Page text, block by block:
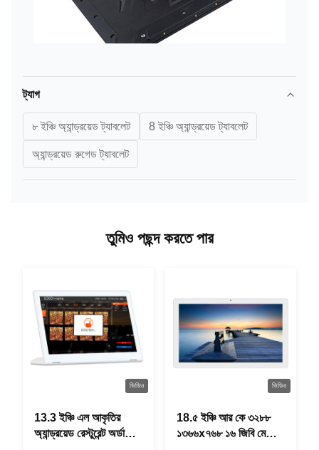
ট্যাগ
৮ ইঞ্চি অ্যান্ড্রয়েড ট্যাবলেট 8 ইঞ্চি অ্যান্ড্রয়েড ট্যাবলেট
অ্যান্ড্রয়েড রুগেড ট্যাবলেট
তুমিও পছন্দ করতে পার
ভিডিও
13.3 ইঞ্চি এল আকৃতির
অ্যান্ড্রয়েড রেস্টুরেন্ট অর্ডারিং
ভিডিও
18.৫ ইঞ্চি আর কে ৩২৮৮
১৩৬৬x৭৬৮ ১৬ জিবি মেমোরি